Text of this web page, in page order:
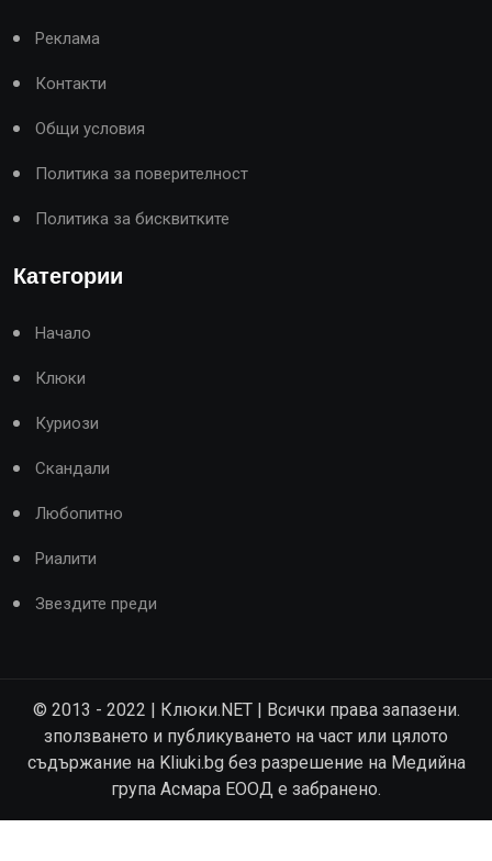
Реклама
Контакти
Общи условия
Политика за поверителност
Политика за бисквитките
Категории
Начало
Клюки
Куриози
Скандали
Любопитно
Риалити
Звездите преди
© 2013 - 2022 | Клюки.NET | Всички права запазени.
зползването и публикуването на част или цялото
съдържание на Kliuki.bg без разрешение на Медийна
група Асмара ЕООД е забранено.